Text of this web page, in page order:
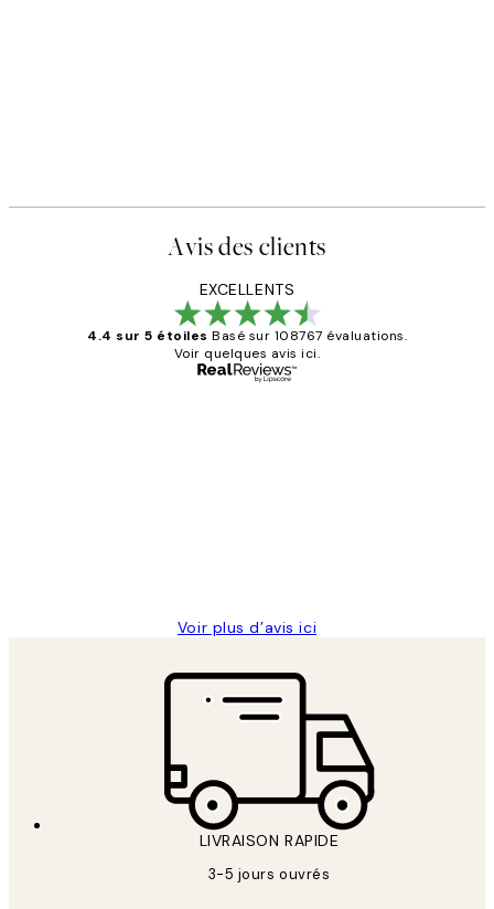
Avis des clients
EXCELLENTS
4.4 sur 5 étoiles Basé sur 108767 évaluations.
Voir quelques avis ici.
Voir plus d’avis ici
LIVRAISON RAPIDE
3-5 jours ouvrés